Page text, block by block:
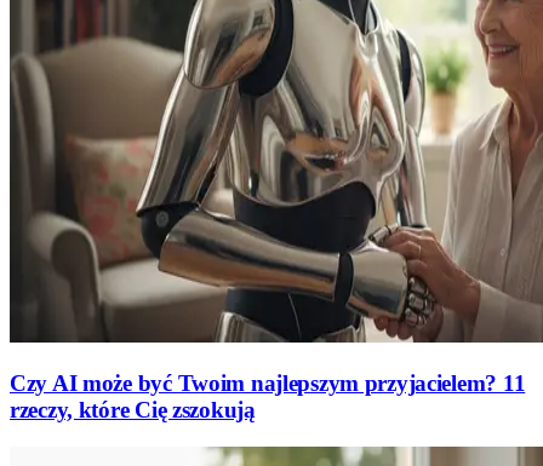
Czy AI może być Twoim najlepszym przyjacielem? 11
rzeczy, które Cię zszokują